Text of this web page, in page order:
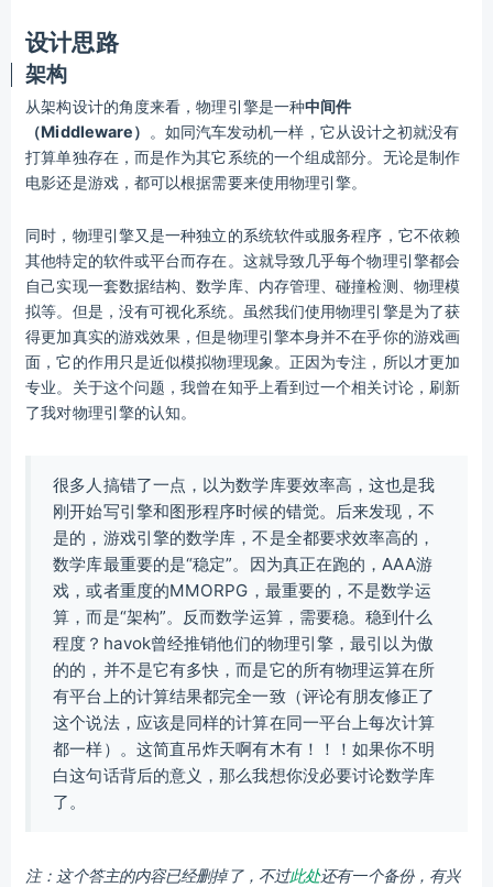
设计思路
架构
从架构设计的角度来看，物理引擎是一种中间件
（Middleware）
。如同汽车发动机一样，它从设计之初就没有
打算单独存在，而是作为其它系统的一个组成部分。无论是制作
电影还是游戏，都可以根据需要来使用物理引擎。
同时，物理引擎又是一种独立的系统软件或服务程序，它不依赖
其他特定的软件或平台而存在。这就导致几乎每个物理引擎都会
自己实现一套数据结构、数学库、内存管理、碰撞检测、物理模
拟等。但是，没有可视化系统。虽然我们使用物理引擎是为了获
得更加真实的游戏效果，但是物理引擎本身并不在乎你的游戏画
面，它的作用只是近似模拟物理现象。正因为专注，所以才更加
专业。关于这个问题，我曾在知乎上看到过一个相关讨论，刷新
了我对物理引擎的认知。
很多人搞错了一点，以为数学库要效率高，这也是我
刚开始写引擎和图形程序时候的错觉。后来发现，不
是的，游戏引擎的数学库，不是全都要求效率高的，
数学库最重要的是“稳定”。因为真正在跑的，AAA游
戏，或者重度的MMORPG，最重要的，不是数学运
算，而是“架构”。反而数学运算，需要稳。稳到什么
程度？havok曾经推销他们的物理引擎，最引以为傲
的的，并不是它有多快，而是它的所有物理运算在所
有平台上的计算结果都完全一致（评论有朋友修正了
这个说法，应该是同样的计算在同一平台上每次计算
都一样）。这简直吊炸天啊有木有！！！如果你不明
白这句话背后的意义，那么我想你没必要讨论数学库
了。
注：这个答主的内容已经删掉了，不过此处还有一个备份，有兴